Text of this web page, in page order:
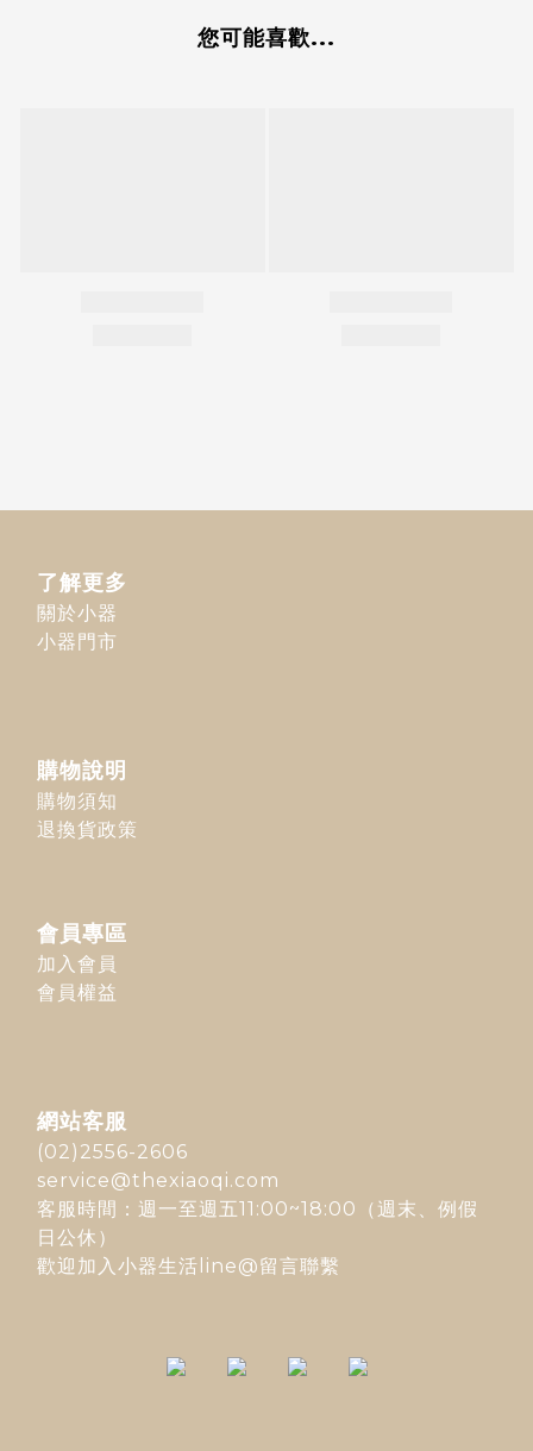
您可能喜歡...
了解更多
關於小器
小器門市
購物說明
購物須知
退換貨政策
會員專區
加入會員
會員權益
網站客服
(02)2556-2606
service@thexiaoqi.com
客服時間：週一至週五11:00~18:00（週末、例假
日公休）
歡迎加入 小器生活line@留言聯繫